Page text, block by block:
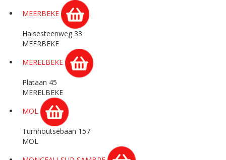
MEERBEKE
Halsesteenweg 33
MEERBEKE
MERELBEKE
Plataan 45
MERELBEKE
MOL
Turnhoutsebaan 157
MOL